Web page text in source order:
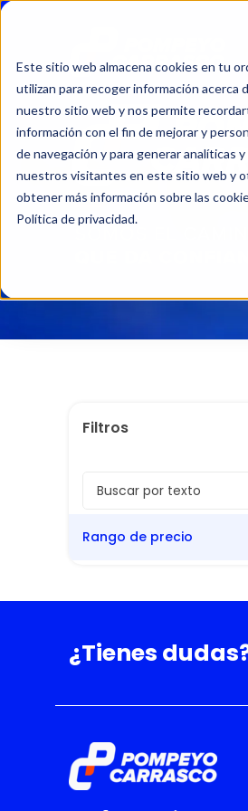
Este sitio web almacena cookies en tu
utilizan para recoger información acerca
nuestro sitio web y nos permite
información con el fin de mejorar y
de navegación y para generar analíticas
nuestros visitantes en este sitio web y
obtener más información sobre las
Política de privacidad.
Rango de precio
¿Tienes